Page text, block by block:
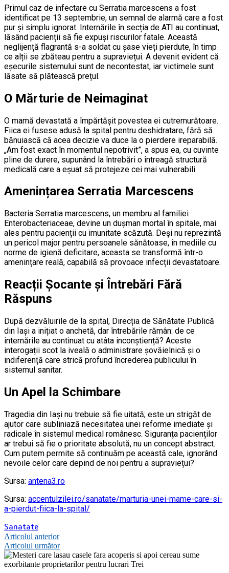
Primul caz de infectare cu Serratia marcescens a fost
identificat pe 13 septembrie, un semnal de alarmă care a fost
pur și simplu ignorat. Internările în secția de ATI au continuat,
lăsând pacienții să fie expuși riscurilor fatale. Această
neglijență flagrantă s-a soldat cu șase vieți pierdute, în timp
ce alții se zbăteau pentru a supraviețui. A devenit evident că
eșecurile sistemului sunt de necontestat, iar victimele sunt
lăsate să plătească prețul.
O Mărturie de Neimaginat
O mamă devastată a împărtășit povestea ei cutremurătoare.
Fiica ei fusese adusă la spital pentru deshidratare, fără să
bănuiască că acea decizie va duce la o pierdere ireparabilă.
„Am fost exact în momentul nepotrivit”, a spus ea, cu cuvinte
pline de durere, supunând la întrebări o întreagă structură
medicală care a eșuat să protejeze cei mai vulnerabili.
Amenințarea Serratia Marcescens
Bacteria Serratia marcescens, un membru al familiei
Enterobacteriaceae, devine un dușman mortal în spitale, mai
ales pentru pacienții cu imunitate scăzută. Deși nu reprezintă
un pericol major pentru persoanele sănătoase, în mediile cu
norme de igienă deficitare, aceasta se transformă într-o
amenințare reală, capabilă să provoace infecții devastatoare.
Reacții Șocante și Întrebări Fără
Răspuns
După dezvăluirile de la spital, Direcția de Sănătate Publică
din Iași a inițiat o anchetă, dar întrebările rămân: de ce
internările au continuat cu atâta inconștiență? Aceste
interogații scot la iveală o administrare șovăielnică și o
indiferență care strică profund încrederea publicului în
sistemul sanitar.
Un Apel la Schimbare
Tragedia din Iași nu trebuie să fie uitată; este un strigăt de
ajutor care subliniază necesitatea unei reforme imediate și
radicale în sistemul medical românesc. Siguranța pacienților
ar trebui să fie o prioritate absolută, nu un concept abstract.
Cum putem permite să continuăm pe această cale, ignorând
nevoile celor care depind de noi pentru a supraviețui?
Sursa: antena3.ro
Sursa: accentulzilei.ro/sanatate/marturia-unei-mame-care-si-
a-pierdut-fiica-la-spital/
Sanatate
Navigare
în
articole
Articolul anterior
Articolul următor